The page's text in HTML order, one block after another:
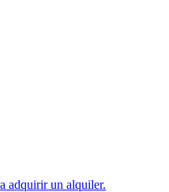
adquirir un alquiler.